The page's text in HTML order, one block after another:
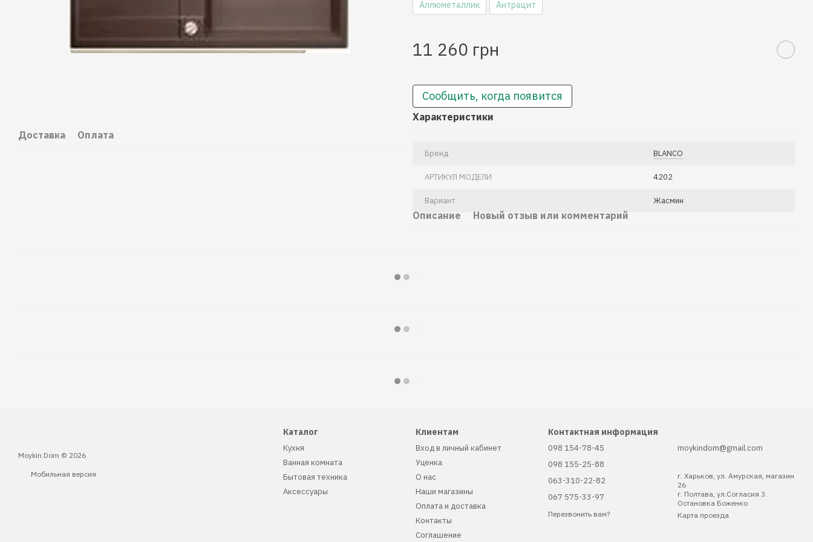
Доставка Оплата
Аллюметаллик Антрацит
11 260 грн
Сообщить, когда появится
Характеристики
Бренд BLANCO
АРТИКУЛ МОДЕЛИ 4202
Вариант Жасмин
Описание Новый отзыв или комментарий
Moykin Dom © 2026
Мобильная версия
Каталог
Кухня
Ванная комната
Бытовая техника
Аксессуары
Клиентам
Вход в личный кабинет
Уценка
О нас
Наши магазины
Оплата и доставка
Контакты
Соглашение
Контактная информация
098 154-78-45
098 155-25-88
063-310-22-82
067 575-33-97
Перезвонить вам?
moykindom@gmail.com
г. Харьков, ул. Амурская, магазин
26
г. Полтава, ул.Согласия 3.
Остановка Боженко
Карта проезда